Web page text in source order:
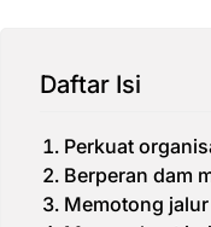
Daftar Isi
Perkuat
Berperan dam
Memotong